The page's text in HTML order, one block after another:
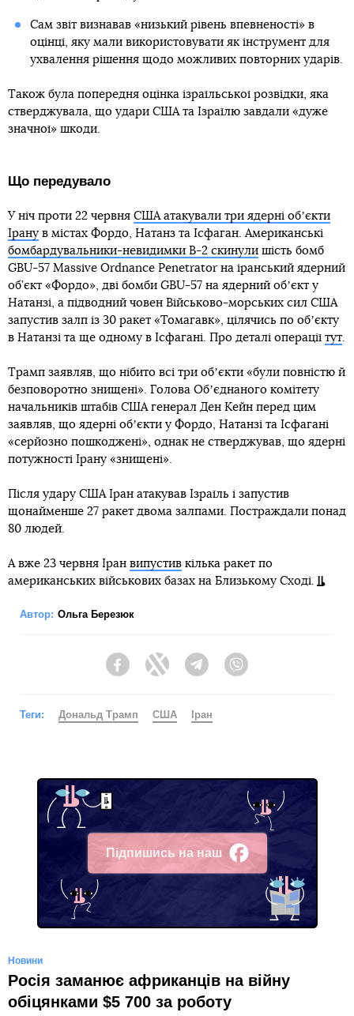
Сам звіт визнавав «низький рівень впевненості» в
оцінці, яку мали використовувати як інструмент для
ухвалення рішення щодо можливих повторних ударів.
Також була попередня оцінка ізраїльської розвідки, яка
стверджувала, що удари США та Ізраїлю завдали «дуже
значної» шкоди.
Що передувало
У ніч проти 22 червня США атакували три ядерні обʼєкти
Ірану в містах Фордо, Натанз та Ісфаган. Американські
бомбардувальники-невидимки B-2 скинули шість бомб
GBU-57 Massive Ordnance Penetrator на іранський ядерний
об’єкт «Фордо», дві бомби GBU-57 на ядерний обʼєкт у
Натанзі, а підводний човен Військово-морських сил США
запустив залп із 30 ракет «Томагавк», цілячись по обʼєкту
в Натанзі та ще одному в Ісфагані. Про деталі операції тут.
Трамп заявляв, що нібито всі три обʼєкти «були повністю й
безповоротно знищені». Голова Обʼєднаного комітету
начальників штабів США генерал Ден Кейн перед цим
заявляв, що ядерні обʼєкти у Фордо, Натанзі та Ісфагані
«серйозно пошкоджені», однак не стверджував, що ядерні
потужності Ірану «знищені».
Після удару США Іран атакував Ізраїль і запустив
щонайменше 27 ракет двома залпами. Постраждали понад
80 людей.
А вже 23 червня Іран випустив кілька ракет по
американських військових базах на Близькому Сході.
Автор: Ольга Березюк
FacebookTwitter Telegram
Теги: Дональд Трамп США Іран
Підпишись на наш
Facebook
Новини
Росія заманює африканців на війну
обіцянками $5 700 за роботу